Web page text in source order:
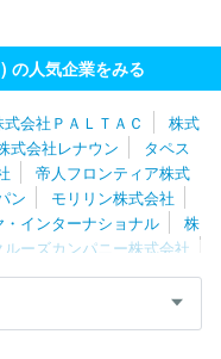
の人気企業をみる
式会社ＰＡＬＴＡＣ
株式
式会社レナウン
タペス
帝人フロンティア株式
ン
モリリン株式会社
インターナショナル
株
ルーズカンパニー株式会社
リッツジャパン株式会社
プラス株式会社
ハンテ